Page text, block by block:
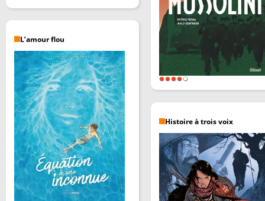
L’amour flou
Histoire à trois voix